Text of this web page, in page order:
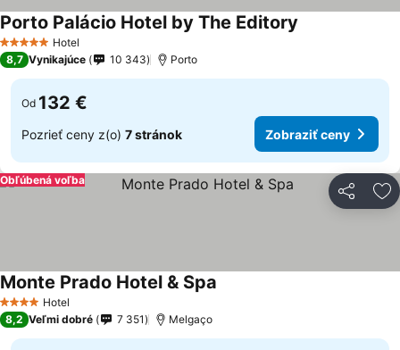
5 Počet hviezdičiek
Hotel
Porto Palácio Hotel by The Editory
8,7 Vynikajúce 10 343 Porto
Od 132 €
Pozrieť ceny z(o) 7 stránok Zobraziť ceny
Zdieľať
Obľúbená voľba
4 Počet hviezdičiek
Hotel
Monte Prado Hotel & Spa
8,2 Veľmi dobré 7 351 Melgaço